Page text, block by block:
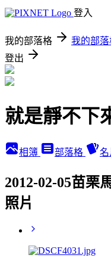
登入
我的部落格 我的部
登出
就是靜不下
相簿 部落格 名
2012-02-05苗栗
照片